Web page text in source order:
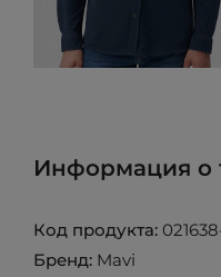
Информация о
Код продукта:
Бренд: Mavi